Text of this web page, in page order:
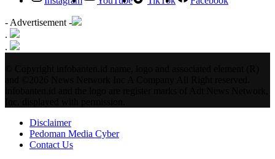
- Advertisement -
.
.
Disclaimer
Pedoman Media Cyber
Contact Us